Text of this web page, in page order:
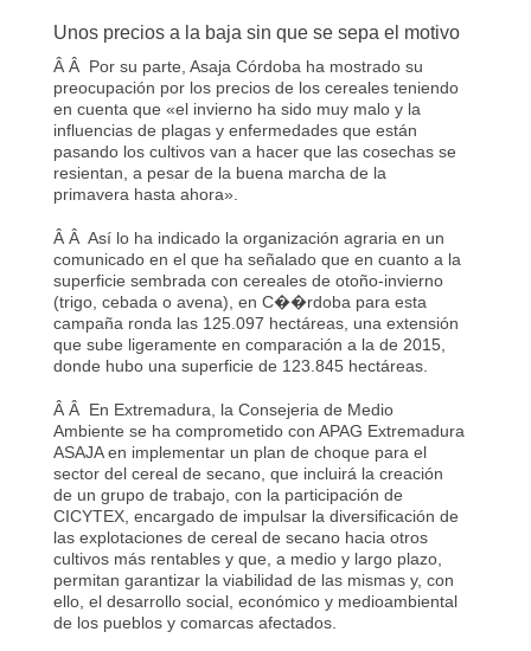
Unos precios a la baja sin que se sepa el motivo
Â Â Por su parte, Asaja Córdoba ha mostrado su
preocupación por los precios de los cereales teniendo
en cuenta que «el invierno ha sido muy malo y la
influencias de plagas y enfermedades que están
pasando los cultivos van a hacer que las cosechas se
resientan, a pesar de la buena marcha de la
primavera hasta ahora».
Â Â Así lo ha indicado la organización agraria en un
comunicado en el que ha señalado que en cuanto a la
superficie sembrada con cereales de otoño-invierno
(trigo, cebada o avena), en C��rdoba para esta
campaña ronda las 125.097 hectáreas, una extensión
que sube ligeramente en comparación a la de 2015,
donde hubo una superficie de 123.845 hectáreas.
Â Â En Extremadura, la Consejeria de Medio
Ambiente se ha comprometido con APAG Extremadura
ASAJA en implementar un plan de choque para el
sector del cereal de secano, que incluirá la creación
de un grupo de trabajo, con la participación de
CICYTEX, encargado de impulsar la diversificación de
las explotaciones de cereal de secano hacia otros
cultivos más rentables y que, a medio y largo plazo,
permitan garantizar la viabilidad de las mismas y, con
ello, el desarrollo social, económico y medioambiental
de los pueblos y comarcas afectados.